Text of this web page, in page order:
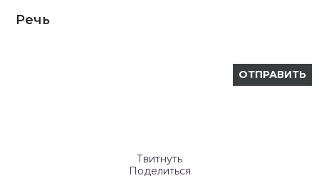
Речь
Твитнуть
Поделиться